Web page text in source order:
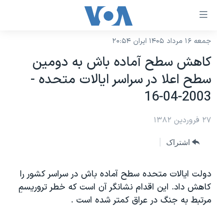
لینکهای
دسترسی
جهش
محتوای
اصلی
صفحه
به
جستجو
نسخه سبک وب‌سایت
موضوع ها
آمریکا
جهان
گزیده‌ها
ویژه برنامه‌ها
برنامه های تلویزیونی
جدول برنامه ها
صفحه‌های ویژه
عملیات خشم حماسی
۲۵۰سالگی آمریکا
پخش رادیویی
یادگیری زبان انگلیسی
جمعه ۱۶ مرداد ۱۴۰۵ ایران ۲۰:۵۴
کاهش سطح آماده باش به دومين
سطح اعلا در سراسر ايالات متحده -
2003-04-16
۲۷ فروردین ۱۳۸۲
اشتراک
دولت ايالات متحده سطح آماده باش در سراسر کشور را
کاهش داد. اين اقدام نشانگر آن است که خطر تروريسمِ
مرتبط به جنگ در عراق کمتر شده است .